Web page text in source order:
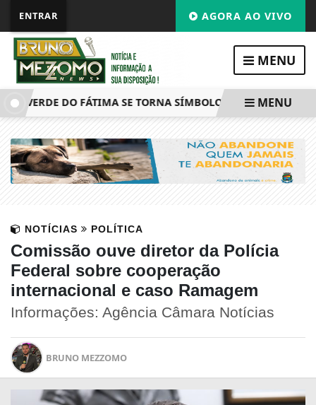
ENTRAR AGORA AO VIVO
MENU
VERDE DO FÁTIMA SE TORNA SÍMBOLO DE NEGLIGÊNCIA
MENU
NOTÍCIAS POLÍTICA
Comissão ouve diretor da Polícia
Federal sobre cooperação
internacional e caso Ramagem
Informações: Agência Câmara Notícias
BRUNO MEZZOMO